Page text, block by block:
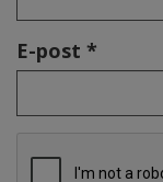
E-post *